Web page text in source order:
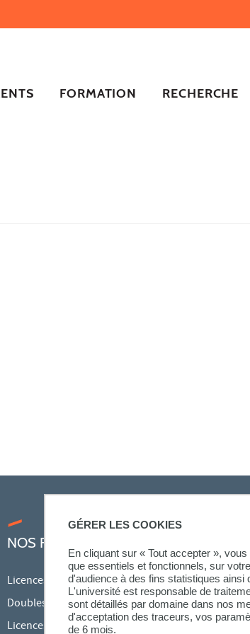
GÉRER LES COOKIES
En cliquant sur « Tout accepter »,
que essentiels et fonctionnels, sur
d'audience à des fins statistiques ainsi
L'université est responsable de
sont détaillés par domaine dans nos
d'acceptation des traceurs, vos
de 6 mois.
FORMATION RECHERCHE
NOS FORMATIONS
Licences
Doubles licences
Licences pro